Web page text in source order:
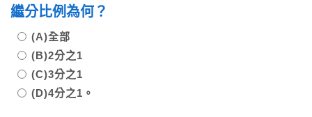
繼分比例為何？
(A)全部
(B)2分之1
(C)3分之1
(D)4分之1。